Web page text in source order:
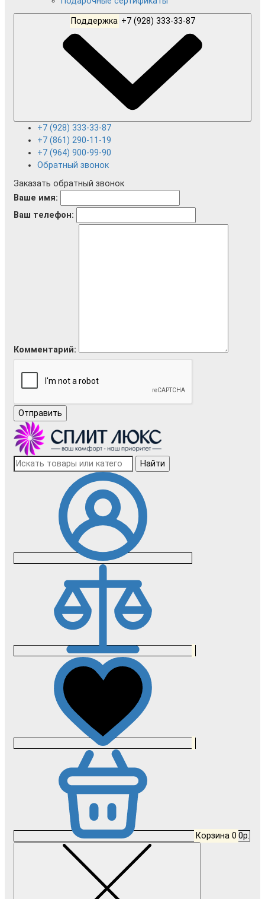
Поддержка
+7 (928) 333-33-87
+7 (861) 290-11-19
+7 (964) 900-99-90
Обратный звонок
Заказать обратный звонок
Ваше имя:
Ваш телефон:
Комментарий:
Отправить
Найти
Корзина 0 0р.